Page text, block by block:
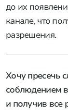
до их
канале, что
разрешения.
Хочу пресечь
соблюдением
и получив все